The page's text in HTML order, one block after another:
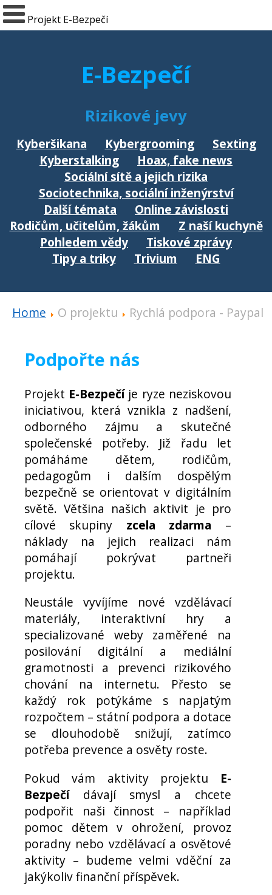
Projekt E-Bezpečí
E-Bezpečí
Rizikové jevy
Kyberšikana Kybergrooming
Sexting
Kyberstalking
Hoax, fake news
Sociální sítě a jejich rizika
Sociotechnika, sociální inženýrství
Další témata
Online závislosti
Rodičům, učitelům, žákům
Z naší kuchyně
Pohledem vědy
Tiskové zprávy
Tipy a triky
Trivium ENG
Home O projektu Rychlá podpora - Paypal
Podpořte nás
Projekt E-Bezpečíje ryze neziskovou
iniciativou, která vznikla z nadšení,
odborného zájmu a skutečné
společenské potřeby. Již řadu let
pomáháme dětem, rodičům,
pedagogům i dalším dospělým
bezpečně se orientovat v digitálním
světě. Většina našich aktivit je pro
cílové skupiny zcela zdarma –
náklady na jejich realizaci nám
pomáhají pokrývat partneři
projektu.
Neustále vyvíjíme nové vzdělávací
materiály, interaktivní hry a
specializované weby zaměřené na
posilování digitální a mediální
gramotnosti a prevenci rizikového
chování na internetu. Přesto se
každý rok potýkáme s napjatým
rozpočtem – státní podpora a dotace
se dlouhodobě snižují, zatímco
potřeba prevence a osvěty roste.
Pokud vám aktivity projektu E-
Bezpečídávají smysl a chcete
podpořit naši činnost – například
pomoc dětem v ohrožení, provoz
poradny nebo vzdělávací a osvětové
aktivity – budeme velmi vděční za
jakýkoliv finanční příspěvek.